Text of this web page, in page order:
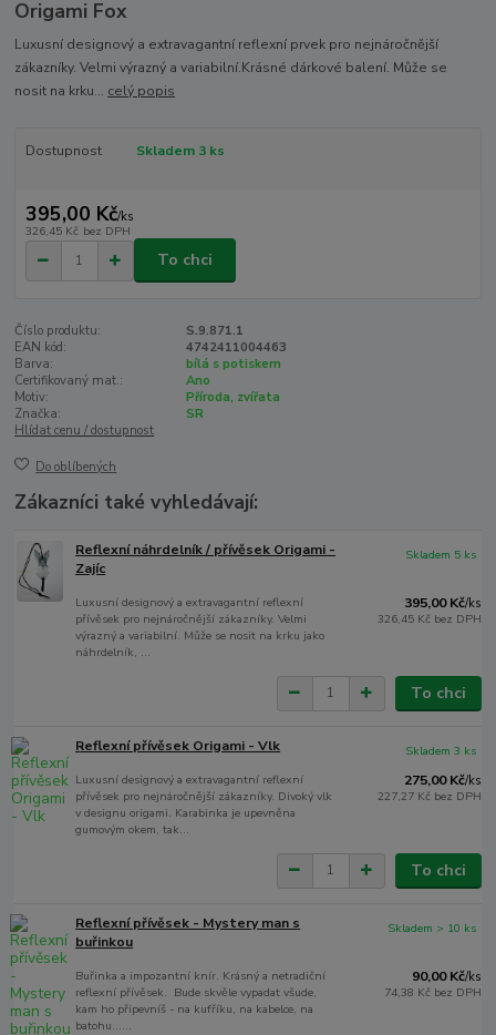
Origami Fox
Luxusní designový a extravagantní reflexní prvek pro nejnáročnější
zákazníky. Velmi výrazný a variabilní.Krásné dárkové balení. Může se
nosit na krku... celý popis
Dostupnost Skladem 3 ks
395,00 Kč/ks
326,45 Kč bez DPH
To chci
Číslo produktu:
S.9.871.1
EAN kód:
4742411004463
Barva:
bílá s potiskem
Certifikovaný mat.:
Ano
Motiv:
Příroda, zvířata
Značka:
SR
Hlídat cenu / dostupnost
Do oblíbených
Zákazníci také vyhledávají:
Reflexní náhrdelník / přívěsek Origami -
Zajíc
Luxusní designový a extravagantní reflexní
přívěsek pro nejnáročnější zákazníky. Velmi
výrazný a variabilní. Může se nosit na krku jako
náhrdelník, ...
395,00 Kč/ks
326,45 Kč bez DPH
Skladem 5 ks
To chci
Reflexní přívěsek Origami - Vlk
Luxusní designový a extravagantní reflexní
přívěsek pro nejnáročnější zákazníky. Divoký vlk
v designu origami. Karabinka je upevněna
gumovým okem, tak...
275,00 Kč/ks
227,27 Kč bez DPH
Skladem 3 ks
To chci
Reflexní přívěsek - Mystery man s
buřinkou
Buřinka a impozantní knír. Krásný a netradiční
reflexní přívěsek. Bude skvěle vypadat všude,
kam ho připevníš - na kufříku, na kabelce, na
batohu......
90,00 Kč/ks
74,38 Kč bez DPH
Skladem > 10 ks